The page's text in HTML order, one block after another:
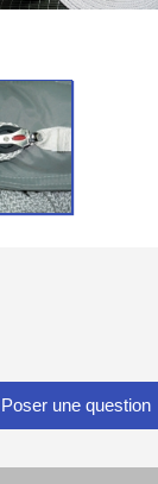
Poser une question